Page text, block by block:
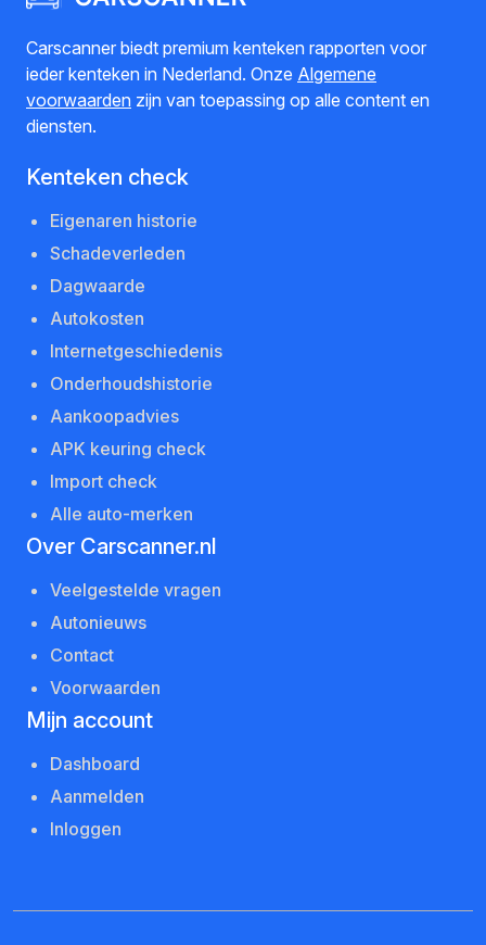
Carscanner biedt premium kenteken rapporten voor
ieder kenteken in Nederland. Onze Algemene
voorwaarden zijn van toepassing op alle content en
diensten.
Kenteken check
Eigenaren historie
Schadeverleden
Dagwaarde
Autokosten
Internetgeschiedenis
Onderhoudshistorie
Aankoopadvies
APK keuring check
Import check
Alle auto-merken
Over Carscanner.nl
Veelgestelde vragen
Autonieuws
Contact
Voorwaarden
Mijn account
Dashboard
Aanmelden
Inloggen